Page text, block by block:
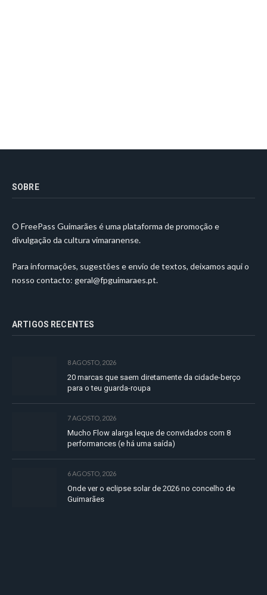
SOBRE
O FreePass Guimarães é uma plataforma de promoção e
divulgação da cultura vimaranense.
Para informações, sugestões e envio de textos, deixamos aqui o
nosso contacto: geral@fpguimaraes.pt.
ARTIGOS RECENTES
8 AGOSTO, 2026
20 marcas que saem diretamente da cidade-berço
para o teu guarda-roupa
7 AGOSTO, 2026
Mucho Flow alarga leque de convidados com 8
performances (e há uma saída)
6 AGOSTO, 2026
Onde ver o eclipse solar de 2026 no concelho de
Guimarães